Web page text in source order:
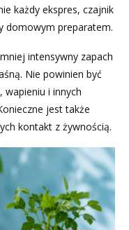
każdy ekspres, czajnik
domowym preparatem.
intensywny zapach
Nie powinien być
i innych
jest także
kontakt z żywnością.